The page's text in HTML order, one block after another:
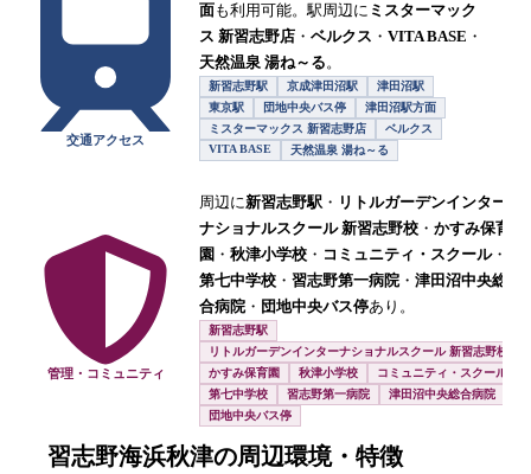
交通アクセス
面も利用可能。駅周辺に ミスターマック
ス 新習志野店 ・ ベルクス ・ VITA BASE ・
天然温泉 湯ね～る。
新習志野駅 京成津田沼駅
津田沼駅
東京駅
団地中央バス停
津田沼駅方面
ミスターマックス 新習志野店
ベルクス
VITA BASE
天然温泉 湯ね～る
管理・コミュニティ
周辺に新習志野駅 ・ リトルガーデンインター
ナショナルスクール 新習志野校 ・ かすみ保育
園 ・ 秋津小学校 ・ コミュニティ・スクール・
第七中学校 ・ 習志野第一病院 ・ 津田沼中央総
合病院 ・ 団地中央バス停あり。
新習志野駅
リトルガーデンインターナショナルスクール 新習志野校
かすみ保育園
秋津小学校
コミュニティ・スクール
第七中学校
習志野第一病院
津田沼中央総合病院
団地中央バス停
習志野海浜秋津の周辺環境・特徴